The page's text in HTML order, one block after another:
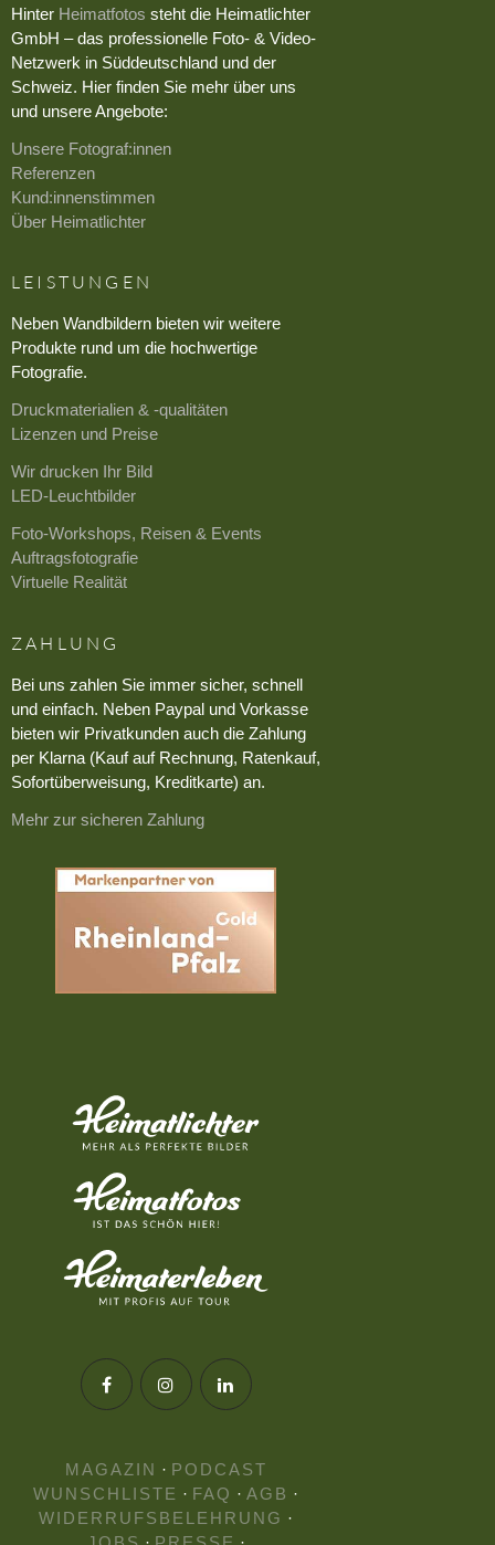
Hinter Heimatfotos steht die Heimatlichter
GmbH – das professionelle Foto- & Video-
Netzwerk in Süddeutschland und der
Schweiz. Hier finden Sie mehr über uns
und unsere Angebote:
Unsere Fotograf:innen
Referenzen
Kund:innenstimmen
Über Heimatlichter
LEISTUNGEN
Neben Wandbildern bieten wir weitere
Produkte rund um die hochwertige
Fotografie.
Druckmaterialien & -qualitäten
Lizenzen und Preise
Wir drucken Ihr Bild
LED-Leuchtbilder
Foto-Workshops, Reisen & Events
Auftragsfotografie
Virtuelle Realität
ZAHLUNG
Bei uns zahlen Sie immer sicher, schnell
und einfach. Neben Paypal und Vorkasse
bieten wir Privatkunden auch die Zahlung
per Klarna (Kauf auf Rechnung, Ratenkauf,
Sofortüberweisung, Kreditkarte) an.
Mehr zur sicheren Zahlung
MAGAZIN · PODCAST
WUNSCHLISTE · FAQ · AGB ·
WIDERRUFSBELEHRUNG ·